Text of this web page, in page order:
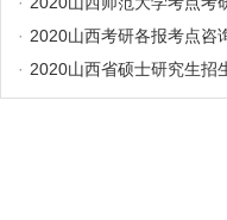
· 2020山西考研各报考点咨
· 2020山西省硕士研究生招